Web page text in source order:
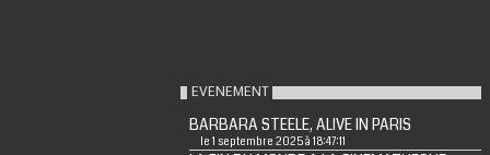
EVENEMENT
BARBARA STEELE, ALIVE IN PARIS
le 1 septembre 2025 à 18:47:11